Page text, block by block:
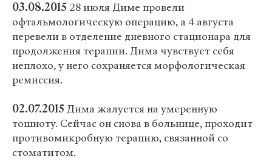
03.08.2015 28 июля Диме провели
офтальмологическую операцию, а 4 августа
перевели в отделение дневного стационара для
продолжения терапии. Дима чувствует себя
неплохо, у него сохраняется морфологическая
ремиссия.
02.07.2015 Дима жалуется на умеренную
тошноту. Сейчас он снова в больнице, проходит
противомикробную терапию, связанной со
стоматитом.